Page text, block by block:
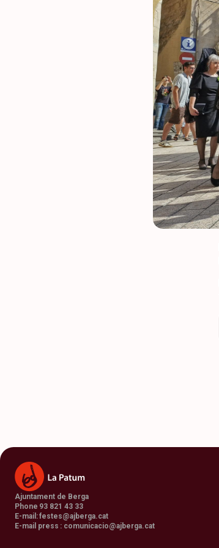
Ajuntament de Berga
Phone 93 821 43 33
E-mail:festes@ajberga.cat
E-mail press : comunicacio@ajberga.cat